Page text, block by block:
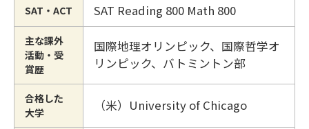
SAT・ACT SAT Reading 800 Math 800
主な課外
活動・受
賞歴
国際地理オリンピック、国際哲学オ
リンピック、バトミントン部
合格した
大学
（米）University of Chicago